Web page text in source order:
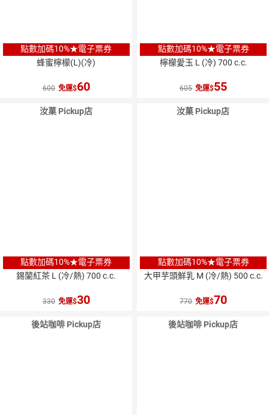
點數加碼10%★電子票券
蜂蜜檸檬(L)(冷)
600 免運 60
點數加碼10%★電子票券
檸檬愛玉 L (冷) 700 c.c.
605 免運 55
汝菓 Pickup店
點數加碼10%★電子票券
錫蘭紅茶 L (冷/熱) 700 c.c.
330 免運 30
汝菓 Pickup店
點數加碼10%★電子票券
大甲芋頭鮮乳 M (冷/熱) 500 c.c.
770 免運 70
後站咖啡 Pickup店 後站咖啡 Pickup店